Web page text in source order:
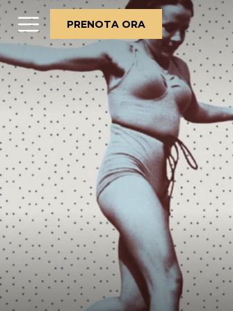
Hamburger
MenuPRENOTA ORA